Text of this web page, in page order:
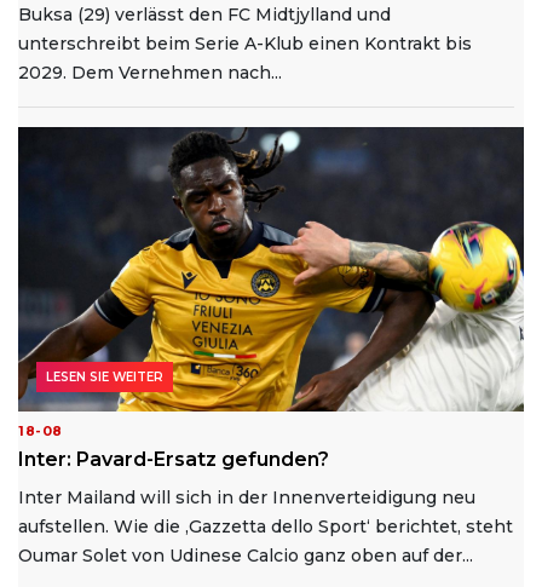
Buksa (29) verlässt den FC Midtjylland und
unterschreibt beim Serie A-Klub einen Kontrakt bis
2029. Dem Vernehmen nach...
18-08
Inter: Pavard-Ersatz gefunden?
Inter Mailand will sich in der Innenverteidigung neu
aufstellen. Wie die ‚Gazzetta dello Sport‘ berichtet, steht
Oumar Solet von Udinese Calcio ganz oben auf der...
LESEN SIE WEITER